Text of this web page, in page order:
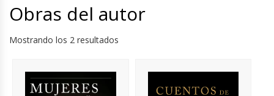
Obras del autor
Mostrando los 2 resultados